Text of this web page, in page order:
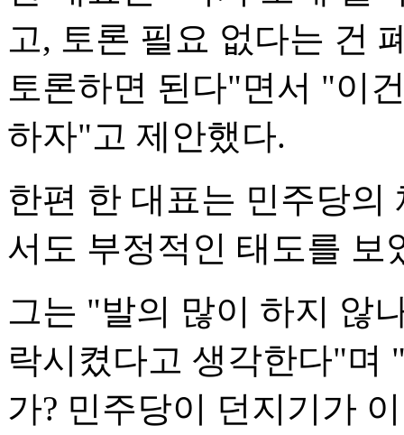
고, 토론 필요 없다는 건
토론하면 된다"면서 "이
하자"고 제안했다.
한편 한 대표는 민주당의
서도 부정적인 태도를 보
그는 "발의 많이 하지 않
락시켰다고 생각한다"며
가? 민주당이 던지기가